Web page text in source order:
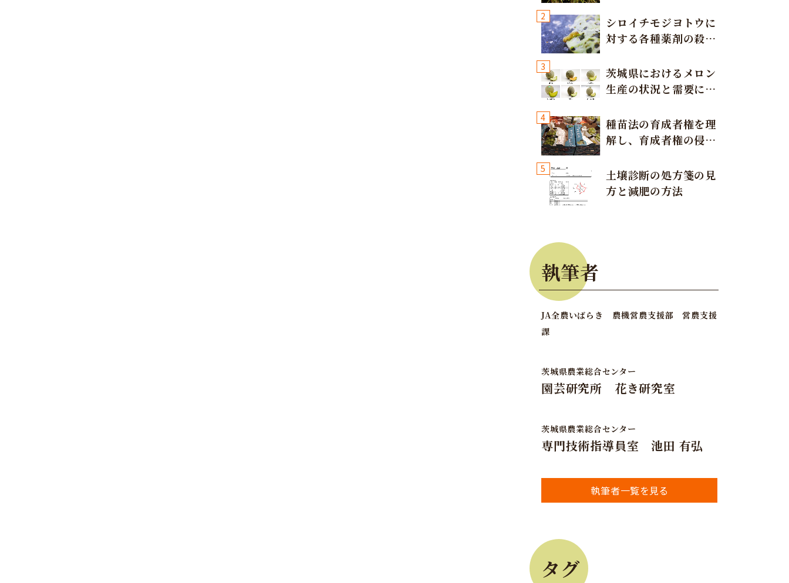
2
シロイチモジヨトウに
対する各種薬剤の殺虫
3
茨城県におけるメロン
生産の状況と需要に応
4
種苗法の育成者権を理
解し、育成者権の侵害
意しましょう！
5
土壌診断の処方箋の見
方と減肥の方法
執筆者
JA全農いばらき 農機営農支援部 営農支援
課
茨城県農業総合センター
園芸研究所 花き研究室
茨城県農業総合センター
専門技術指導員室 池田 有弘
執筆者一覧を見る
タグ